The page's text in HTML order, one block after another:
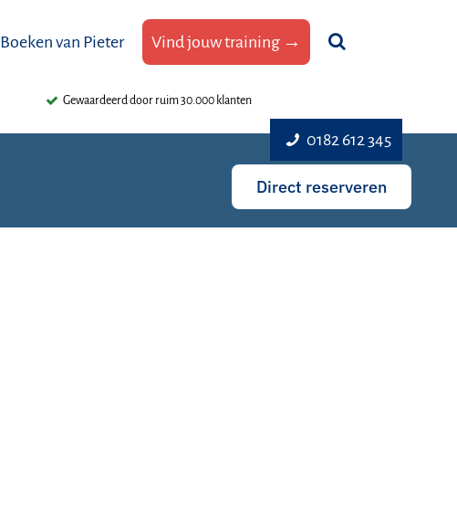
Boeken van Pieter Vind jouw training →
0182 612 345
Gewaardeerd door ruim 30.000 klanten
Direct reserveren